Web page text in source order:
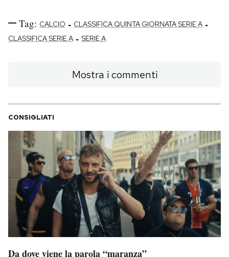
Tag: CALCIO - CLASSIFICA QUINTA GIORNATA SERIE A -
CLASSIFICA SERIE A - SERIE A
Mostra i commenti
CONSIGLIATI
Da dove viene la parola “maranza”